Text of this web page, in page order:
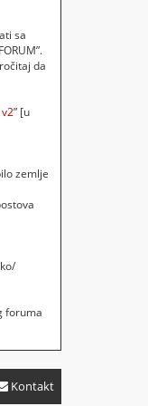
sa
da
” [u
zemlje
foruma
Kontakt